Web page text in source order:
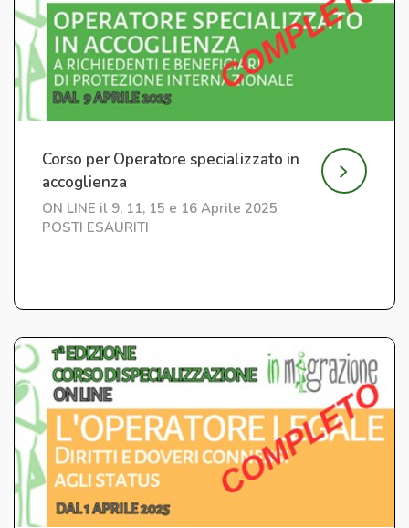
Corso per Operatore specializzato in
accoglienza
ON LINE il 9, 11, 15 e 16 Aprile 2025
POSTI ESAURITI